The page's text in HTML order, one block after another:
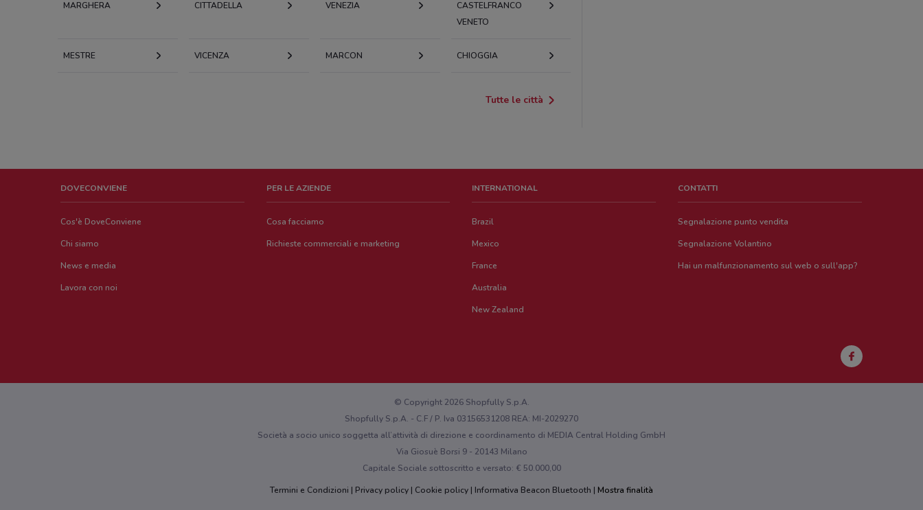
MARGHERA CITTADELLA VENEZIA
CASTELFRANCO
VENETO
MESTRE VICENZA MARCON CHIOGGIA
Tutte le città
DOVECONVIENE
Cos'è DoveConviene
Chi siamo
News e media
Lavora con noi
PER LE AZIENDE
Cosa facciamo
Richieste commerciali e marketing
INTERNATIONAL
Brazil
Mexico
France
Australia
New Zealand
CONTATTI
Segnalazione punto vendita
Segnalazione Volantino
Hai un malfunzionamento sul web o sull'app?
© Copyright 2026 Shopfully S.p.A.
Shopfully S.p.A. - C.F / P. Iva 03156531208 REA: MI-2029270
Società a socio unico soggetta all’attività di direzione e coordinamento di MEDIA Central Holding GmbH
Via Giosuè Borsi 9 - 20143 Milano
Capitale Sociale sottoscritto e versato: € 50.000,00
Termini e Condizioni
Privacy policy Cookie policy Informativa Beacon Bluetooth Mostra finalità